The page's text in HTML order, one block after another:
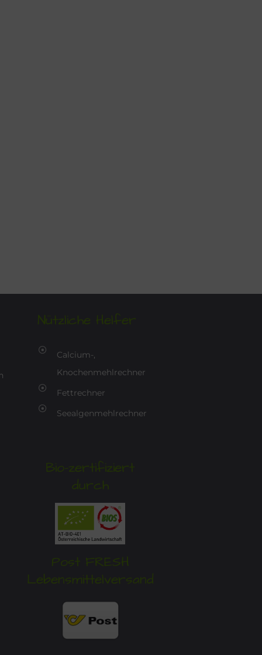
Nützliche Helfer
Calcium-,
Knochenmehlrechner
Fettrechner
Seealgenmehlrechner
Bio-zertifiziert
durch
Post FRESH
Lebensmittelversand